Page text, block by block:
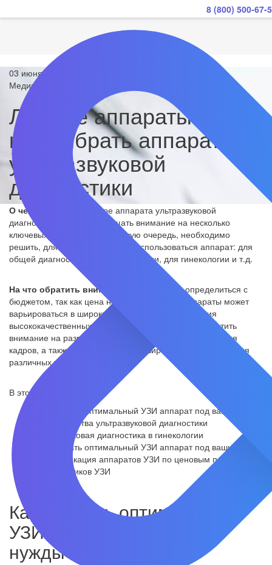
8 (800) 500-67-
03 июня 2024
Медицинское оборудование
Лучшие аппараты УЗИ:
как выбрать аппарат
ультразвуковой
диагностики
О чем речь?
При выборе аппарата ультразвуковой
диагностики следует обращать внимание на несколько
ключевых параметров. В первую очередь, необходимо
решить, для каких целей будет использоваться аппарат: для
общей диагностики, для кардиологии, для гинекологии и т.д.
На что обратить внимание?
Важно также определиться с
бюджетом, так как цена на ультразвуковые аппараты может
варьироваться в широких пределах. Для получения
высококачественных изображений необходимо обратить
внимание на разрешение аппарата, частоту обновления
кадров, а также наличие специализированных датчиков для
различных типов исследований.
В этой статье:
Как выбрать оптимальный УЗИ аппарат под ваши нужды
Преимущества ультразвуковой диагностики
Ультразвуковая диагностика в гинекологии
Как выбрать оптимальный УЗИ аппарат под ваши нужды
Классификация аппаратов УЗИ по ценовым параметрам
Типы датчиков УЗИ
Как выбрать оптимальный
УЗИ аппарат под ваши
нужды